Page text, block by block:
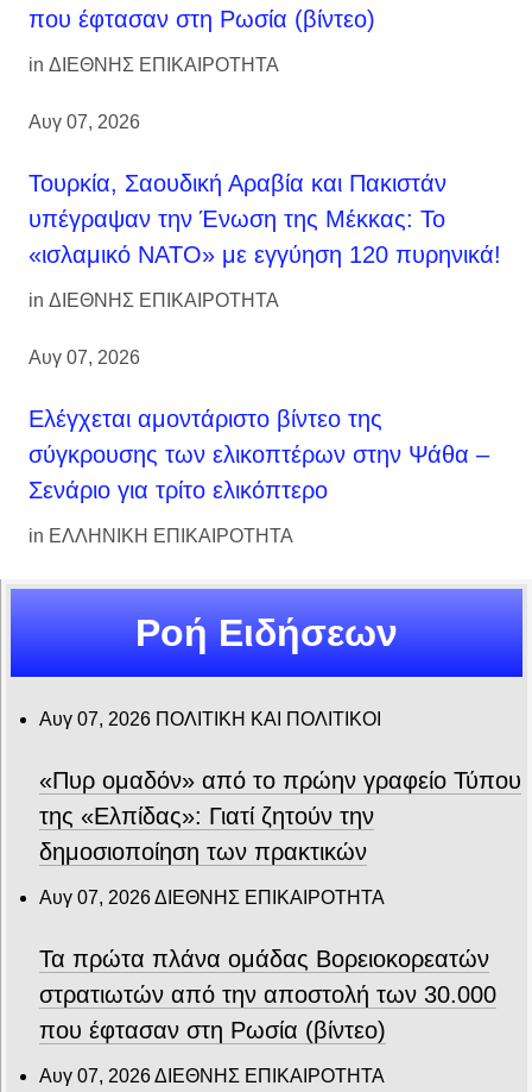
που έφτασαν στη Ρωσία (βίντεο)
in ΔΙΕΘΝΗΣ ΕΠΙΚΑΙΡΟΤΗΤΑ
Αυγ 07, 2026
Τουρκία, Σαουδική Αραβία και Πακιστάν
υπέγραψαν την Ένωση της Μέκκας: Το
«ισλαμικό ΝΑΤΟ» με εγγύηση 120 πυρηνικά!
in ΔΙΕΘΝΗΣ ΕΠΙΚΑΙΡΟΤΗΤΑ
Αυγ 07, 2026
Ελέγχεται αμοντάριστο βίντεο της
σύγκρουσης των ελικοπτέρων στην Ψάθα –
Σενάριο για τρίτο ελικόπτερο
in ΕΛΛΗΝΙΚΗ ΕΠΙΚΑΙΡΟΤΗΤΑ
Ροή Ειδήσεων
Αυγ 07, 2026 ΠΟΛΙΤΙΚΗ ΚΑΙ ΠΟΛΙΤΙΚΟΙ
«Πυρ ομαδόν» από το πρώην γραφείο Τύπου
της «Ελπίδας»: Γιατί ζητούν την
δημοσιοποίηση των πρακτικών
Αυγ 07, 2026ΔΙΕΘΝΗΣ ΕΠΙΚΑΙΡΟΤΗΤΑ
Τα πρώτα πλάνα ομάδας Βορειοκορεατών
στρατιωτών από την αποστολή των 30.000
που έφτασαν στη Ρωσία (βίντεο)
Αυγ 07, 2026ΔΙΕΘΝΗΣ ΕΠΙΚΑΙΡΟΤΗΤΑ